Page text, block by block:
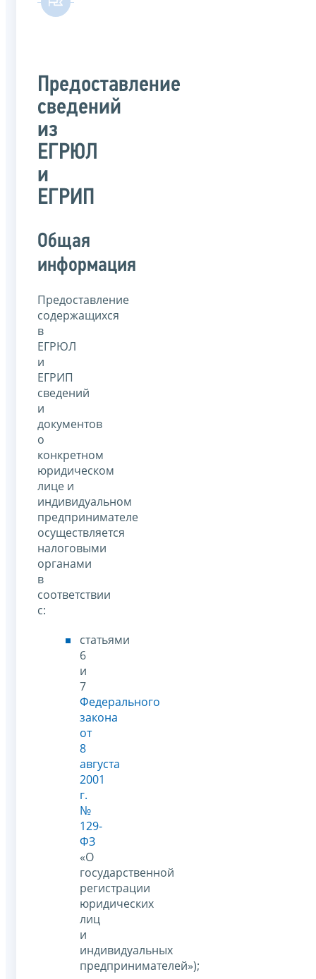
Предоставление
сведений
из
ЕГРЮЛ
и
ЕГРИП
Общая
информация
Предоставление
содержащихся
в
ЕГРЮЛ
и
ЕГРИП
сведений
и
документов
о
конкретном
юридическом
лице и
индивидуальном
предпринимателе
осуществляется
налоговыми
органами
в
соответствии
с:
статьями
6
и
7
Федерального
закона
от
8
августа
2001
г.
№
129-
ФЗ
«О
государственной
регистрации
юридических
лиц
и
индивидуальных
предпринимателей»);